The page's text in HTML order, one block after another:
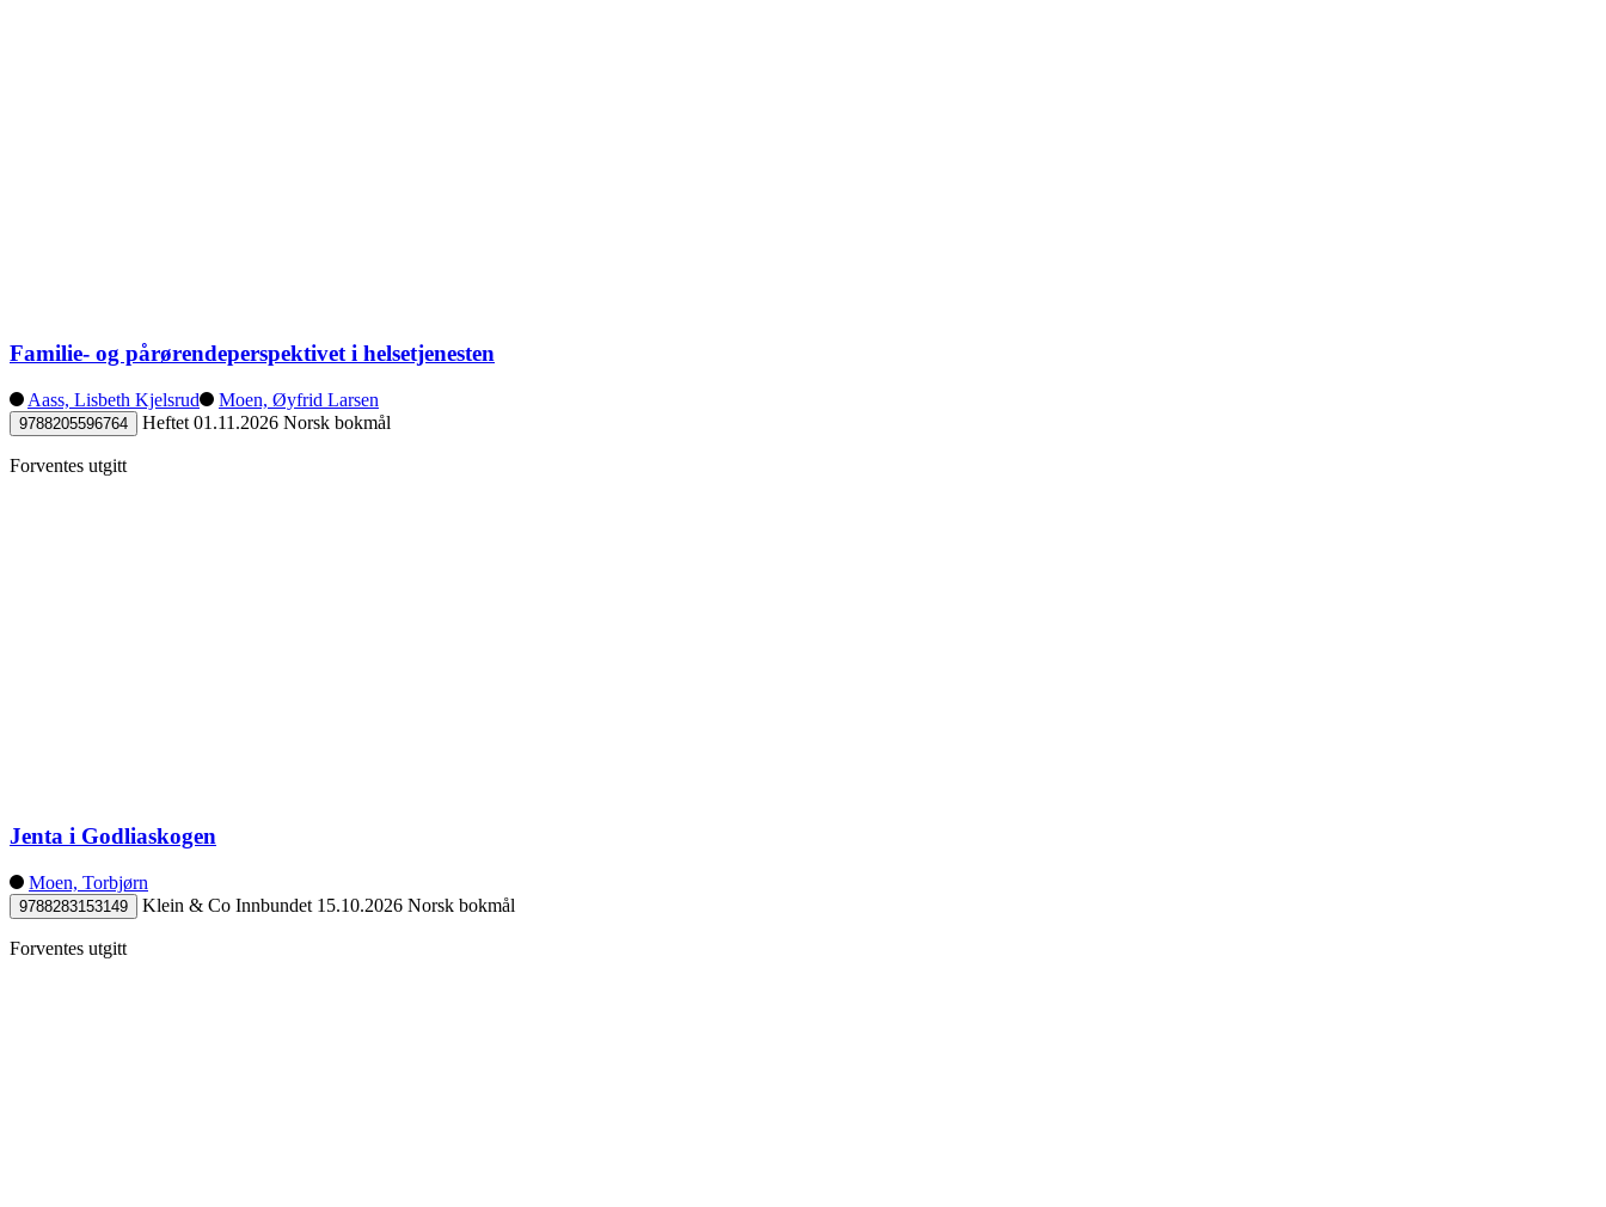
Familie- og pårørendeperspektivet i helsetjenesten
Aass, Lisbeth Kjelsrud Moen, Øyfrid Larsen
9788205596764 Heftet 01.11.2026 Norsk bokmål
Forventes utgitt
Jenta i Godliaskogen
Moen, Torbjørn
9788283153149 Klein & Co Innbundet 15.10.2026 Norsk bokmål
Forventes utgitt